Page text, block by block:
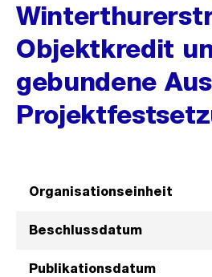
Objektkredit
gebundene
Organisationseinheit
Beschlussdatum
Publikationsdatum